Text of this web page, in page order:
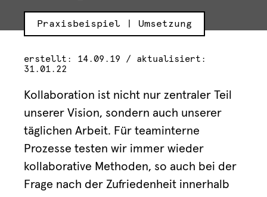
Praxisbeispiel | Umsetzung
erstellt: 14.09.19 / aktualisiert:
31.01.22
Kollaboration ist nicht nur zentraler Teil
unserer Vision, sondern auch unserer
täglichen Arbeit. Für teaminterne
Prozesse testen wir immer wieder
kollaborative Methoden, so auch bei der
Frage nach der Zufriedenheit innerhalb